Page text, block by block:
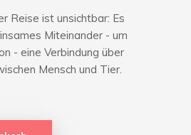
Reise ist unsichtbar: Es
Miteinander - um
- eine Verbindung über
Mensch und Tier.